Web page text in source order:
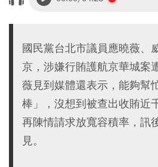
國民黨台北市議員應曉薇、
京，涉嫌行賄護航京華城案
薇見到媒體還表示，能夠幫
棒」，沒想到被查出收賄近
再陳情請求放寬容積率，訊
見。